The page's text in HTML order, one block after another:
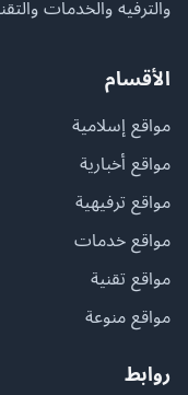
والترفيه والخدمات
الأقسام
مواقع إسلامية
مواقع أخبارية
مواقع ترفيهية
مواقع خدمات
مواقع تقنية
مواقع منوعة
روابط